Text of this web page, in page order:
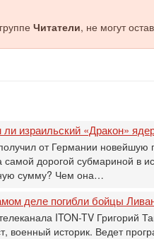
Читатели, не могут
израильский «Дракон»
от Германии
самой дорогой субмариной в
сумму? Чем она…
деле погибли бойцы
ITON-TV Григорий
военный историк. Ведет